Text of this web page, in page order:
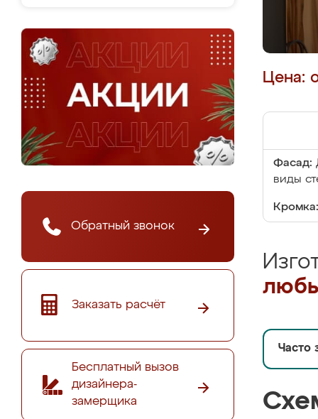
Обратный звонок
Заказать расчёт
Бесплатный вызов
дизайнера-
замерщика
Цена:
Фасад:
виды
Кромка:
Часто